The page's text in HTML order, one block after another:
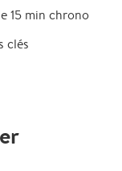
15 min chrono
clés